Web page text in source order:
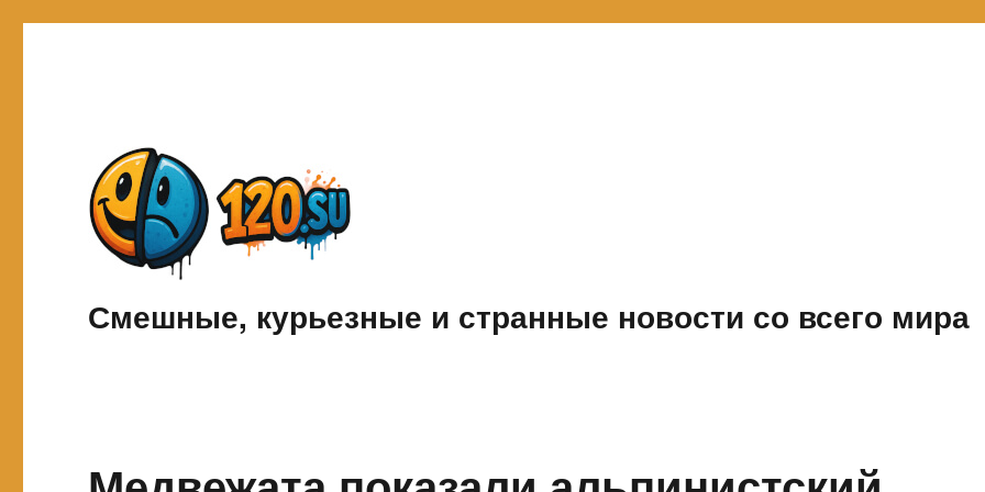
Смешные, курьезные и странные новости со всего мира